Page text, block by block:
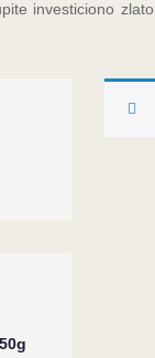
investiciono